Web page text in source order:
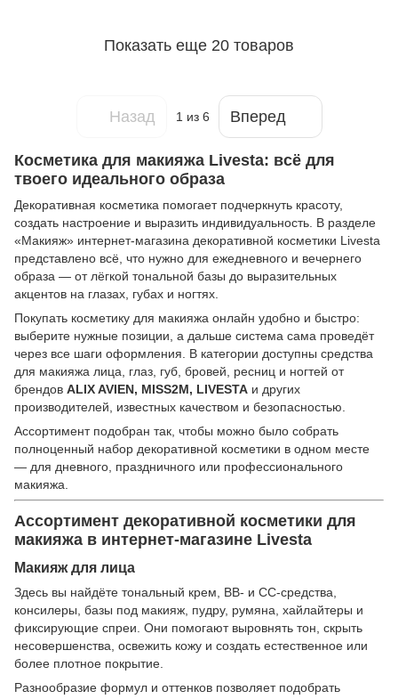
Показать еще 20 товаров
Назад 1 из 6 Вперед
Косметика для макияжа Livesta: всё для
твоего идеального образа
Декоративная косметика помогает подчеркнуть красоту,
создать настроение и выразить индивидуальность. В разделе
«Макияж» интернет-магазина декоративной косметики Livesta
представлено всё, что нужно для ежедневного и вечернего
образа — от лёгкой тональной базы до выразительных
акцентов на глазах, губах и ногтях.
Покупать косметику для макияжа онлайн удобно и быстро:
выберите нужные позиции, а дальше система сама проведёт
через все шаги оформления. В категории доступны средства
для макияжа лица, глаз, губ, бровей, ресниц и ногтей от
брендов ALIX AVIEN, MISS2M, LIVESTA и других
производителей, известных качеством и безопасностью.
Ассортимент подобран так, чтобы можно было собрать
полноценный набор декоративной косметики в одном месте
— для дневного, праздничного или профессионального
макияжа.
Ассортимент декоративной косметики для
макияжа в интернет-магазине Livesta
Макияж для лица
Здесь вы найдёте тональный крем, ВВ- и СС-средства,
консилеры, базы под макияж, пудру, румяна, хайлайтеры и
фиксирующие спреи. Они помогают выровнять тон, скрыть
несовершенства, освежить кожу и создать естественное или
более плотное покрытие.
Разнообразие формул и оттенков позволяет подобрать